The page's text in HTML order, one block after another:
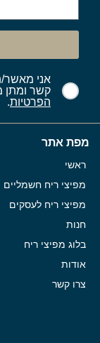
אני מאשר/
קשר ומתן
הפרטיות.
מפת אתר
ראשי
מפיצי ריח חשמליים
מפיצי ריח לעסקים
חנות
בלוג מפיצי ריח
אודות
צרו קשר